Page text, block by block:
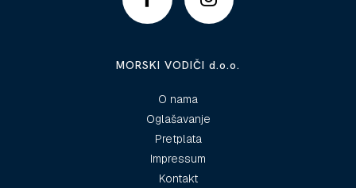
MORSKI VODIČI d.o.o.
O nama
Oglašavanje
Pretplata
Impressum
Kontakt